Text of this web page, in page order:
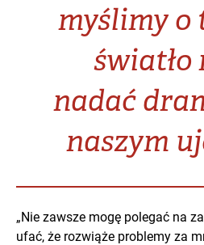
myślimy o
światło
nadać
naszym
„Nie zawsze mogę polegać na
ufać, że rozwiąże problemy za